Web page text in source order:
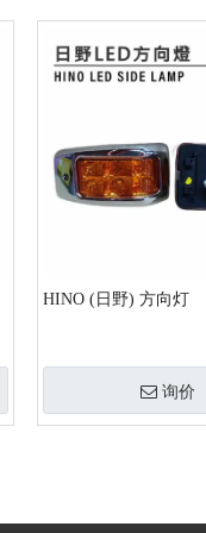
HINO (日野) 方向灯
询价